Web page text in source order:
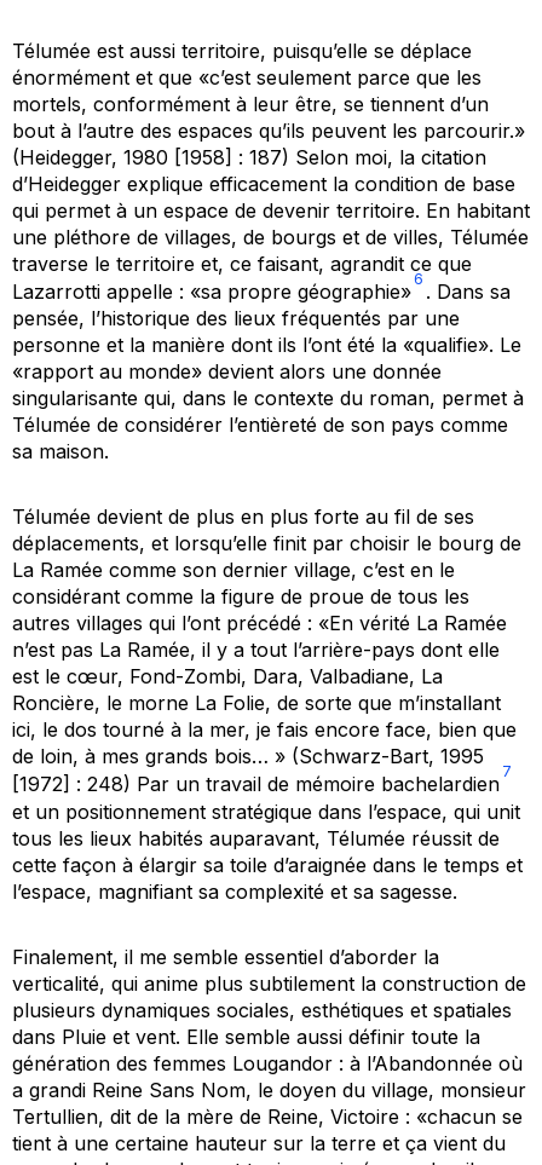
Télumée est aussi territoire, puisqu’elle se déplace
énormément et que «c’est seulement parce que les
mortels, conformément à leur être, se tiennent d’un
bout à l’autre des espaces qu’ils peuvent les parcourir.»
(Heidegger, 1980 [1958] : 187) Selon moi, la citation
d’Heidegger explique efficacement la condition de base
qui permet à un espace de devenir territoire. En habitant
une pléthore de villages, de bourgs et de villes, Télumée
traverse le territoire et, ce faisant, agrandit ce que
Lazarrotti appelle : «sa propre géographie»
6
. Dans sa
pensée, l’historique des lieux fréquentés par une
personne et la manière dont ils l’ont été la «qualifie». Le
«rapport au monde» devient alors une donnée
singularisante qui, dans le contexte du roman, permet à
Télumée de considérer l’entièreté de son pays comme
sa maison.
Télumée devient de plus en plus forte au fil de ses
déplacements, et lorsqu’elle finit par choisir le bourg de
La Ramée comme son dernier village, c’est en le
considérant comme la figure de proue de tous les
autres villages qui l’ont précédé : «En vérité La Ramée
n’est pas La Ramée, il y a tout l’arrière-pays dont elle
est le cœur, Fond-Zombi, Dara, Valbadiane, La
Roncière, le morne La Folie, de sorte que m’installant
ici, le dos tourné à la mer, je fais encore face, bien que
de loin, à mes grands bois… » (Schwarz-Bart, 1995
[1972] : 248) Par un travail de mémoire bachelardien
7
et un positionnement stratégique dans l’espace, qui unit
tous les lieux habités auparavant, Télumée réussit de
cette façon à élargir sa toile d’araignée dans le temps et
l’espace, magnifiant sa complexité et sa sagesse.
Finalement, il me semble essentiel d’aborder la
verticalité, qui anime plus subtilement la construction de
plusieurs dynamiques sociales, esthétiques et spatiales
dans Pluie et vent. Elle semble aussi définir toute la
génération des femmes Lougandor : à l’Abandonnée où
a grandi Reine Sans Nom, le doyen du village, monsieur
Tertullien, dit de la mère de Reine, Victoire : «chacun se
tient à une certaine hauteur sur la terre et ça vient du